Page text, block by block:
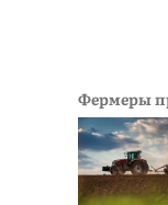
Фермеры